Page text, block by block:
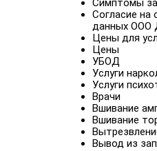
Симптомы
Согласие на
данных ООО
Цены для
Цены
УБОД
Услуги
Услуги
Врачи
Вшивание
Вшивание
Вывод из